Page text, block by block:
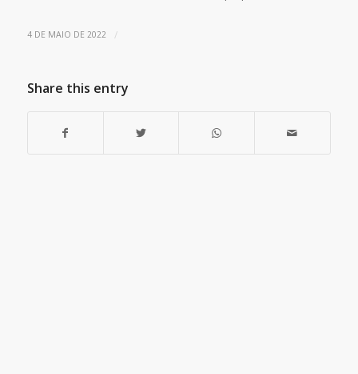
4 DE MAIO DE 2022 /
Share this entry